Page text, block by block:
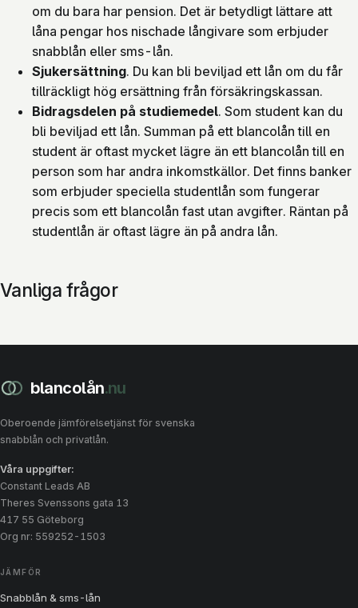
om du bara har pension. Det är betydligt lättare att
låna pengar hos nischade långivare som erbjuder
snabblån eller sms-lån.
Sjukersättning. Du kan bli beviljad ett lån om du får
tillräckligt hög ersättning från försäkringskassan.
Bidragsdelen på studiemedel. Som student kan du
bli beviljad ett lån. Summan på ett blancolån till en
student är oftast mycket lägre än ett blancolån till en
person som har andra inkomstkällor. Det finns banker
som erbjuder speciella studentlån som fungerar
precis som ett blancolån fast utan avgifter. Räntan på
studentlån är oftast lägre än på andra lån.
Vanliga frågor
blancolån.nu
Oberoende jämförelsetjänst för svenska
snabblån och privatlån.
Våra uppgifter:
Constant Leads AB
Theres Svenssons gata 13
417 55 Göteborg
Org nr: 559252-1503
JÄMFÖR
Snabblån & sms-lån